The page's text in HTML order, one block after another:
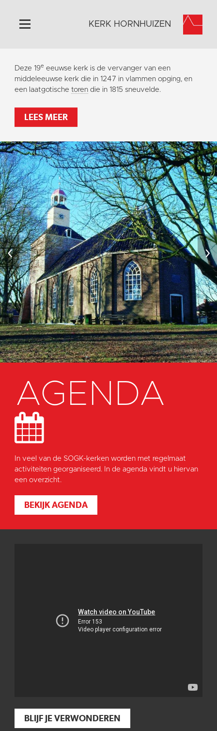
Home
Algemeen
Omgeving
Activiteiten
Steun ons
Contact
Vaktaal
KERK HORNHUIZEN
Deze 19e eeuwse kerk is de vervanger van een
middeleeuwse kerk die in 1247 in vlammen opging, en
een laatgotische toren die in 1815 sneuvelde.
LEES MEER
‹ ›
AGENDA
In veel van de SOGK-kerken worden met regelmaat
activiteiten georganiseerd. In de agenda vindt u hiervan
een overzicht.
BEKIJK AGENDA
BLIJF JE VERWONDEREN